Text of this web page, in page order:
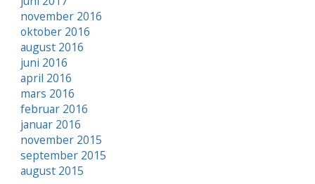
november 2016
oktober 2016
august 2016
juni 2016
april 2016
mars 2016
februar 2016
januar 2016
november 2015
september 2015
august 2015